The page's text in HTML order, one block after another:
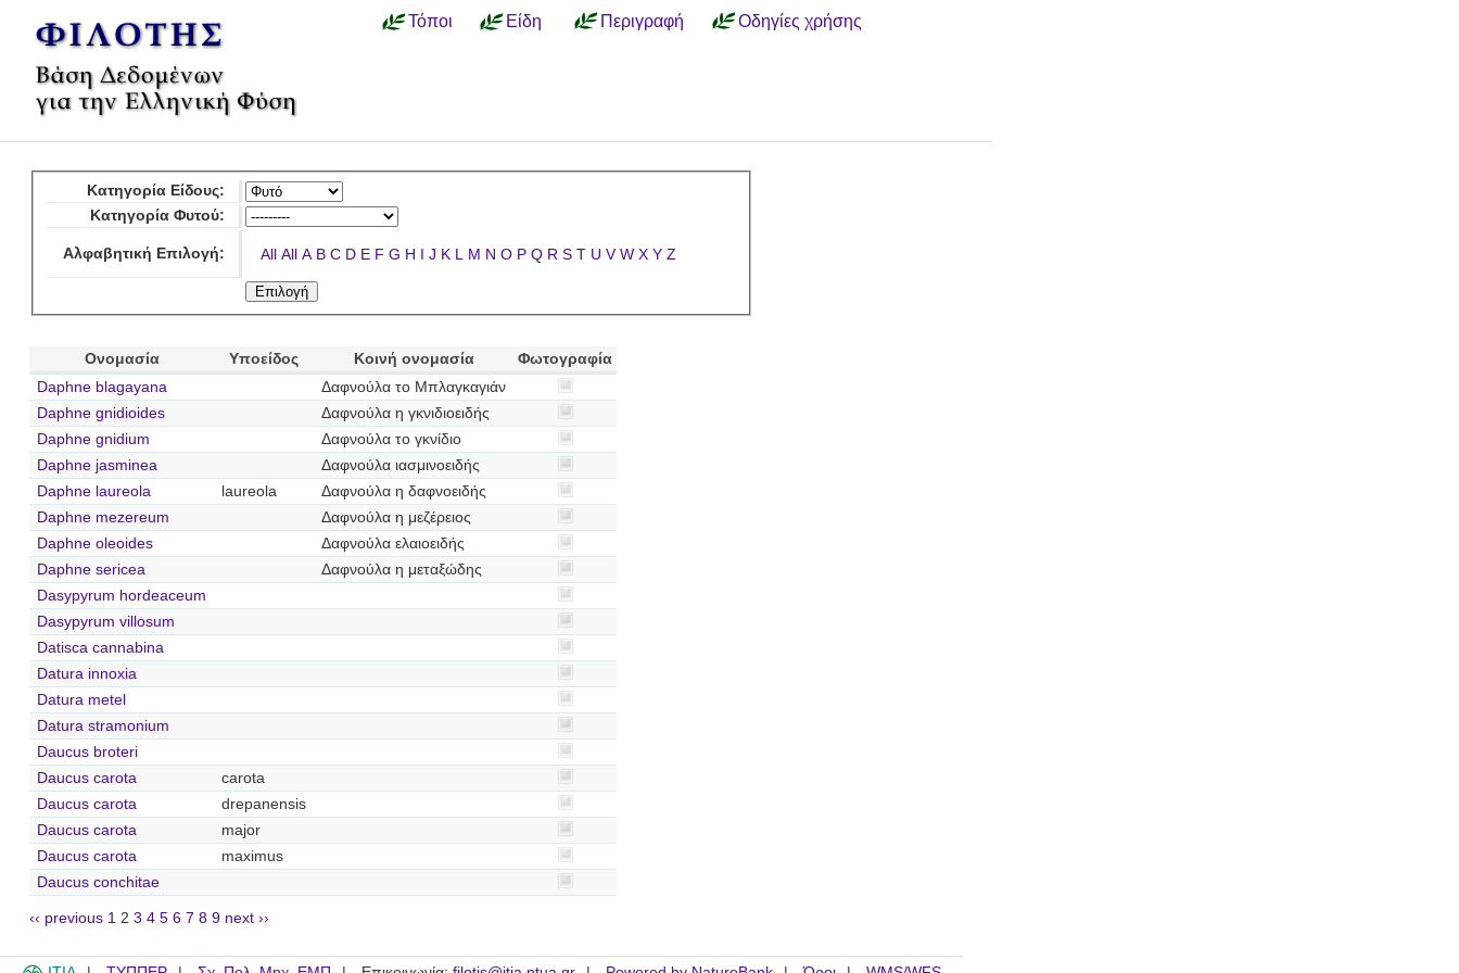
Τόποι Είδη Περιγραφή Οδηγίες χρήσης
Κατηγορία Είδους:
Κατηγορία Φυτού:
Αλφαβητική Επιλογή: All All A B C D E F G H I J K L M N O P Q R S T U V W X Y Z
Ονομασία Υποείδος Κοινή ονομασία
Φωτογραφία
Daphne blagayana
Δαφνούλα το Μπλαγκαγιάν
Daphne gnidioides
Δαφνούλα η γκνιδιοειδής
Daphne gnidium
Δαφνούλα το γκνίδιο
Daphne jasminea
Δαφνούλα ιασμινοειδής
Daphne laureola
laureola
Δαφνούλα η δαφνοειδής
Daphne mezereum
Δαφνούλα η μεζέρειος
Daphne oleoides
Δαφνούλα ελαιοειδής
Daphne sericea
Δαφνούλα η μεταξώδης
Dasypyrum hordeaceum
Dasypyrum villosum
Datisca cannabina
Datura innoxia
Datura metel
Datura stramonium
Daucus broteri
Daucus carota
carota
Daucus carota
drepanensis
Daucus carota
major
Daucus carota
maximus
Daucus conchitae
‹‹ previous 1 2 3 4 5 6 7 8 9 next ››